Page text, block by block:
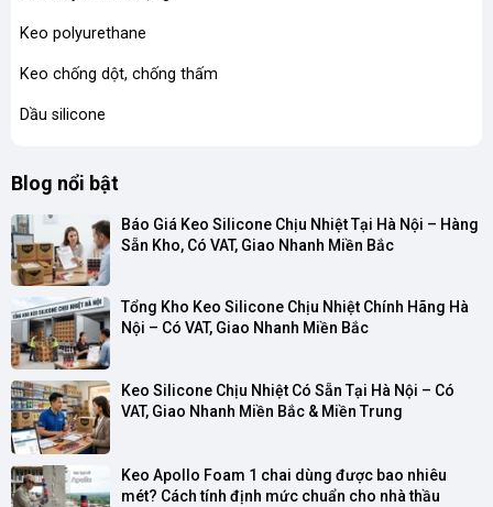
Keo polyurethane
Keo chống dột, chống thấm
Dầu silicone
Blog nổi bật
Báo Giá Keo Silicone Chịu Nhiệt Tại Hà Nội – Hàng
Sẵn Kho, Có VAT, Giao Nhanh Miền Bắc
Tổng Kho Keo Silicone Chịu Nhiệt Chính Hãng Hà
Nội – Có VAT, Giao Nhanh Miền Bắc
Keo Silicone Chịu Nhiệt Có Sẵn Tại Hà Nội – Có
VAT, Giao Nhanh Miền Bắc & Miền Trung
Keo Apollo Foam 1 chai dùng được bao nhiêu
mét? Cách tính định mức chuẩn cho nhà thầu